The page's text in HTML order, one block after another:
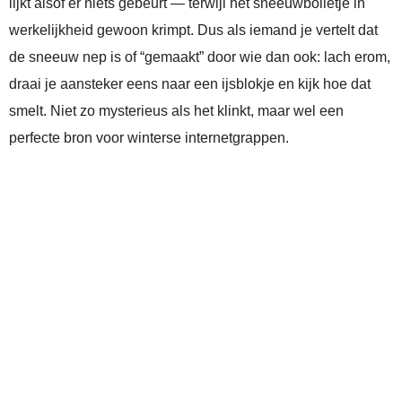
lijkt alsof er niets gebeurt — terwijl het sneeuwbolletje in
werkelijkheid gewoon krimpt. Dus als iemand je vertelt dat
de sneeuw nep is of “gemaakt” door wie dan ook: lach erom,
draai je aansteker eens naar een ijsblokje en kijk hoe dat
smelt. Niet zo mysterieus als het klinkt, maar wel een
perfecte bron voor winterse internetgrappen.